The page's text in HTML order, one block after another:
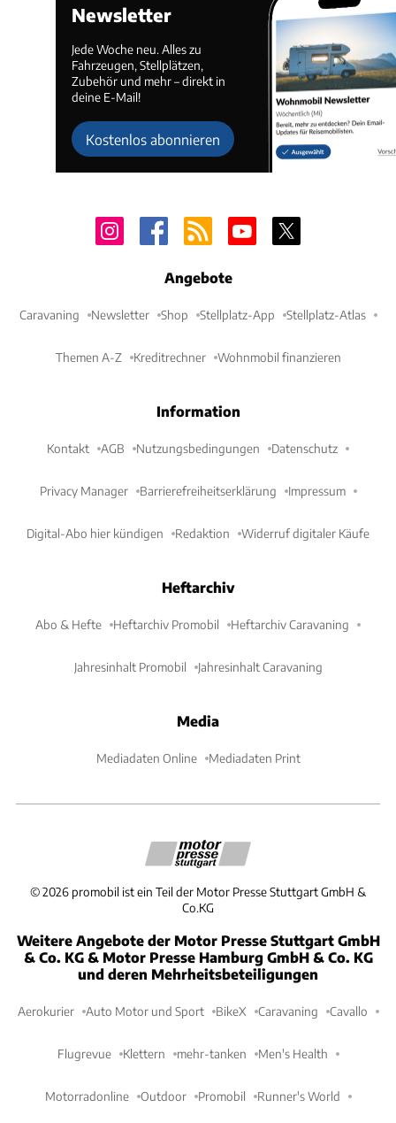
Newsletter
Jede Woche neu. Alles zu
Fahrzeugen, Stellplätzen,
Zubehör und mehr – direkt in
deine E-Mail!
Kostenlos abonnieren
Angebote
Caravaning Newsletter Shop Stellplatz-App Stellplatz-Atlas
Themen A-Z Kreditrechner Wohnmobil finanzieren
Information
Kontakt AGB Nutzungsbedingungen Datenschutz
Privacy Manager Barrierefreiheitserklärung Impressum
Digital-Abo hier kündigen Redaktion Widerruf digitaler Käufe
Heftarchiv
Abo & Hefte Heftarchiv Promobil Heftarchiv Caravaning
Jahresinhalt Promobil Jahresinhalt Caravaning
Media
Mediadaten Online Mediadaten Print
©2026 promobil ist ein Teil der Motor Presse Stuttgart GmbH &
Co.KG
Weitere Angebote der Motor Presse Stuttgart GmbH
& Co. KG & Motor Presse Hamburg GmbH & Co. KG
und deren Mehrheitsbeteiligungen
Aerokurier Auto Motor und Sport BikeX Caravaning Cavallo
Flugrevue Klettern mehr-tanken Men's Health
Motorradonline Outdoor Promobil Runner's World